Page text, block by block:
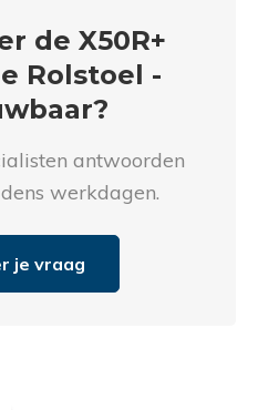
de X50R+
Rolstoel -
antwoorden
werkdagen.
je vraag